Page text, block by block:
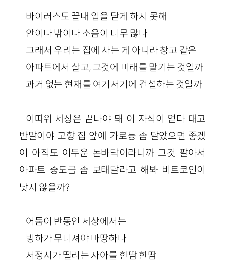
바이러스도 끝내 입을 닫게 하지 못해
안이나 밖이나 소음이 너무 많다
그래서 우리는 집에 사는 게 아니라 창고 같은
아파트에서 살고, 그것에 미래를 맡기는 것일까
과거 없는 현재를 여기저기에 건설하는 것일까
이따위 세상은 끝나야 돼 이 자식이 얻다 대고
반말이야 고향 집 앞에 가로등 좀 달았으면 좋겠
어 아직도 어두운 논바닥이라니까 그것 팔아서
아파트 중도금 좀 보태달라고 해봐 비트코인이
낫지 않을까?
어둠이 반동인 세상에서는
빙하가 무너져야 마땅하다
서정시가 떨리는 자아를 한땀 한땀